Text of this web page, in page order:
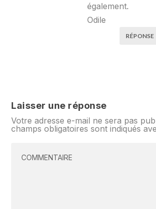
également.
Odile
RÉPONSE
Laisser une réponse
Votre adresse e-mail ne sera pas
champs obligatoires sont indiqués